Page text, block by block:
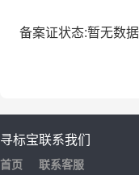
备案证状态:暂无数据
寻标宝
首页
联系我们
联系客服